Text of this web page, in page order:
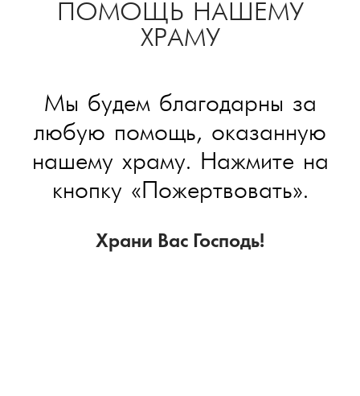
ПОМОЩЬ НАШЕМУ
ХРАМУ
Мы будем благодарны за
любую помощь, оказанную
нашему храму. Нажмите на
кнопку «Пожертвовать».
Храни Вас Господь!